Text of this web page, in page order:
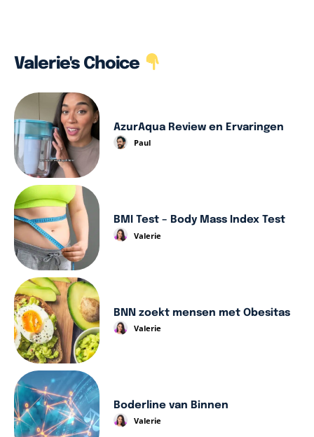
Valerie's Choice
AzurAqua Review en Ervaringen
Paul
BMI Test – Body Mass Index Test
Valerie
BNN zoekt mensen met Obesitas
Valerie
Boderline van Binnen
Valerie